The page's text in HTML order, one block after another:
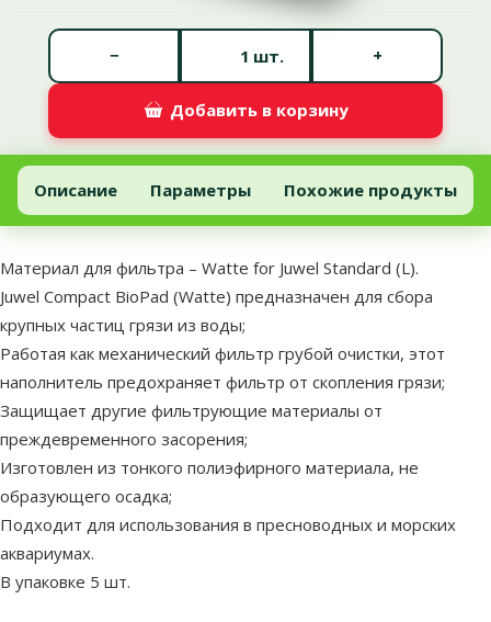
шт.
− +
Добавить в корзину
Материал для фильтра – Watte for Juwel Standard (L)
Добавить в корзину
Описание Параметры Похожие продукты
В начало страницы
superzoo.product.detail.content
Материал для фильтра – Watte for Juwel Standard (L).
Juwel Compact BioPad (Watte) предназначен для сбора
крупных частиц грязи из воды;
Работая как механический фильтр грубой очистки, этот
наполнитель предохраняет фильтр от скопления грязи;
Защищает другие фильтрующие материалы от
преждевременного засорения;
Изготовлен из тонкого полиэфирного материала, не
образующего осадка;
Подходит для использования в пресноводных и морских
аквариумах.
В упаковке 5 шт.